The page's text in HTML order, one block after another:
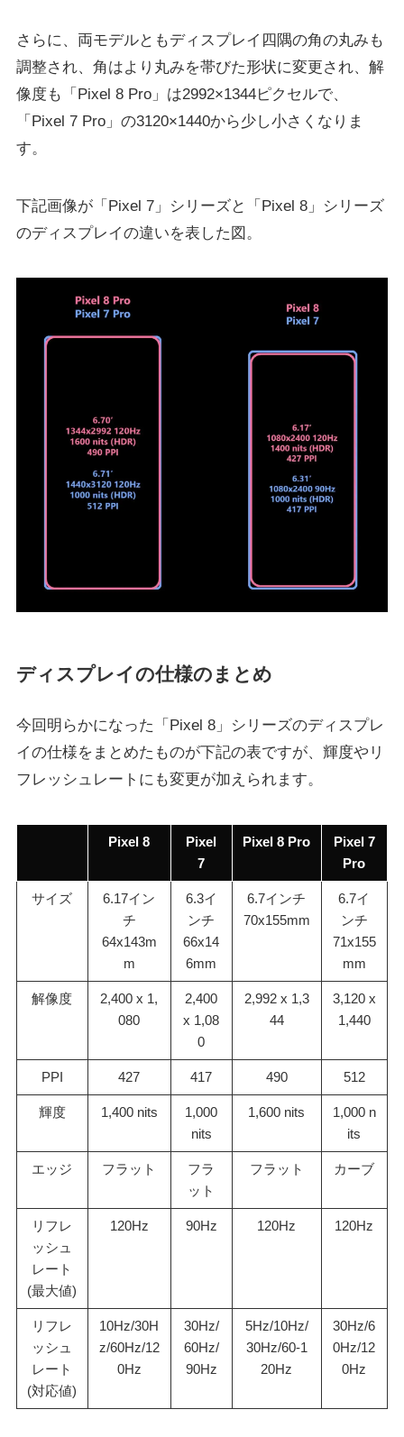
さらに、両モデルともディスプレイ四隅の角の丸みも
調整され、角はより丸みを帯びた形状に変更され、解
像度も「Pixel 8 Pro」は2992×1344ピクセルで、
「Pixel 7 Pro」の3120×1440から少し小さくなりま
す。
下記画像が「Pixel 7」シリーズと「Pixel 8」シリーズ
のディスプレイの違いを表した図。
ディスプレイの仕様のまとめ
今回明らかになった「Pixel 8」シリーズのディスプレ
イの仕様をまとめたものが下記の表ですが、輝度やリ
フレッシュレートにも変更が加えられます。
Pixel 8
Pixel
7
Pixel 8 Pro
Pixel 7
Pro
サイズ
6.17イン
チ
64x143m
m
6.3イ
ンチ
66x14
6mm
6.7インチ
70x155mm
6.7イ
ンチ
71x155
mm
解像度
2,400 x 1,
080
2,400
x 1,08
0
2,992 x 1,3
44
3,120 x
1,440
PPI 427 417 490 512
輝度 1,400 nits
1,000
nits
1,600 nits
1,000 n
its
エッジ フラット
フラ
ット
フラット カーブ
リフレ
ッシュ
レート
(最大値)
120Hz 90Hz 120Hz 120Hz
リフレ
ッシュ
レート
(対応値)
10Hz/30H
z/60Hz/12
0Hz
30Hz/
60Hz/
90Hz
5Hz/10Hz/
30Hz/60-1
20Hz
30Hz/6
0Hz/12
0Hz